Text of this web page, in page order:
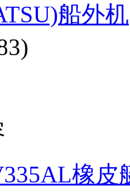
船外机
橡皮